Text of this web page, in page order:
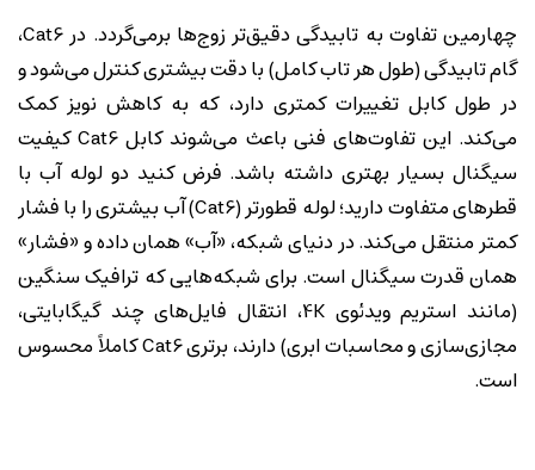
چهارمین تفاوت به تابیدگی دقیق‌تر زوج‌ها برمی‌گردد. در Cat6،
گام تابیدگی (طول هر تاب کامل) با دقت بیشتری کنترل می‌شود و
در طول کابل تغییرات کمتری دارد، که به کاهش نویز کمک
می‌کند. این تفاوت‌های فنی باعث می‌شوند کابل Cat6 کیفیت
سیگنال بسیار بهتری داشته باشد. فرض کنید دو لوله آب با
قطرهای متفاوت دارید؛ لوله قطورتر (Cat6) آب بیشتری را با فشار
کمتر منتقل می‌کند. در دنیای شبکه، «آب» همان داده و «فشار»
همان قدرت سیگنال است. برای شبکه‌هایی که ترافیک سنگین
(مانند استریم ویدئوی 4K، انتقال فایل‌های چند گیگابایتی،
مجازی‌سازی و محاسبات ابری) دارند، برتری Cat6 کاملاً محسوس
است.